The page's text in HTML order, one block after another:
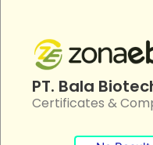
PT. Bala
Certificates &